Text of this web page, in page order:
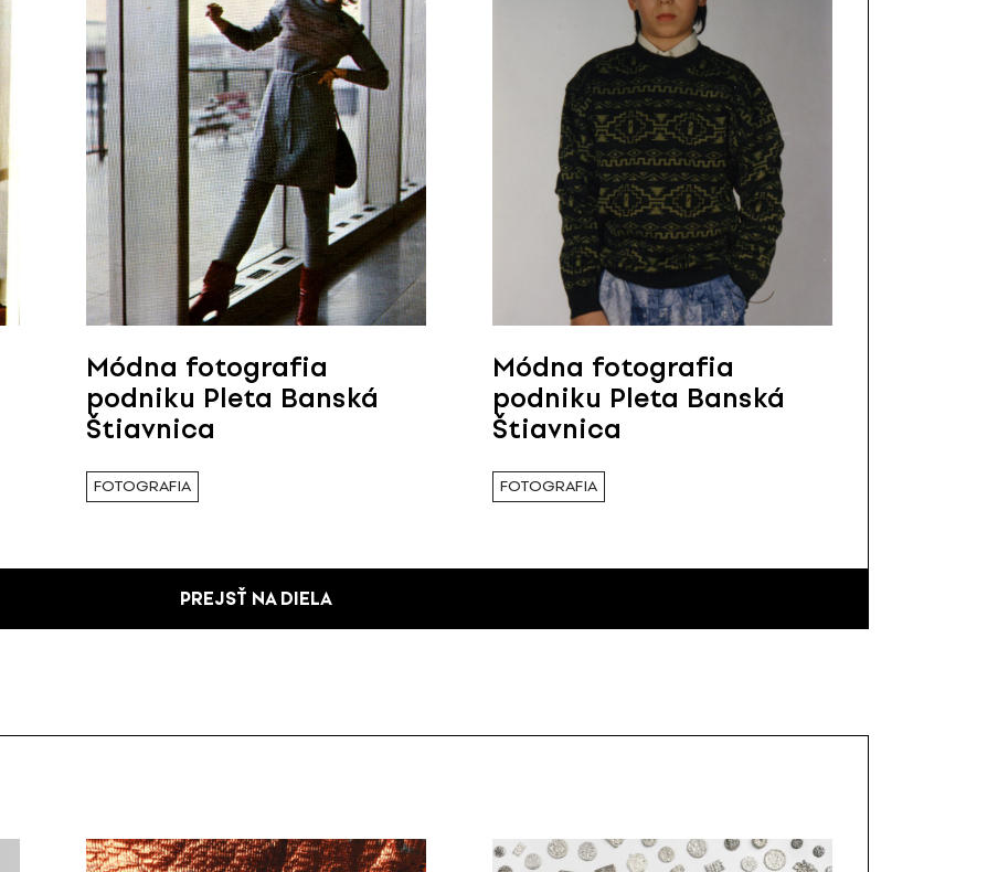
Módna fotografia
podniku Pleta Banská
Štiavnica
FOTOGRAFIA
Módna fotografia
podniku Pleta Banská
Štiavnica
FOTOGRAFIA
PREJSŤ NA DIELA